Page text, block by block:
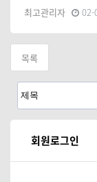
최고관리자 02-
목록
회원로그인